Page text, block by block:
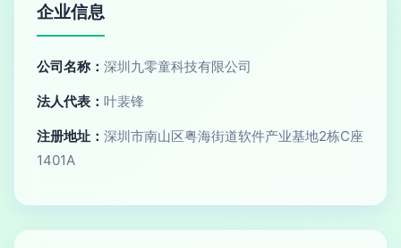
企业信息
公司名称： 深圳九零童科技有限公司
法人代表： 叶裴锋
注册地址： 深圳市南山区粤海街道软件产业基地2栋C座
1401A